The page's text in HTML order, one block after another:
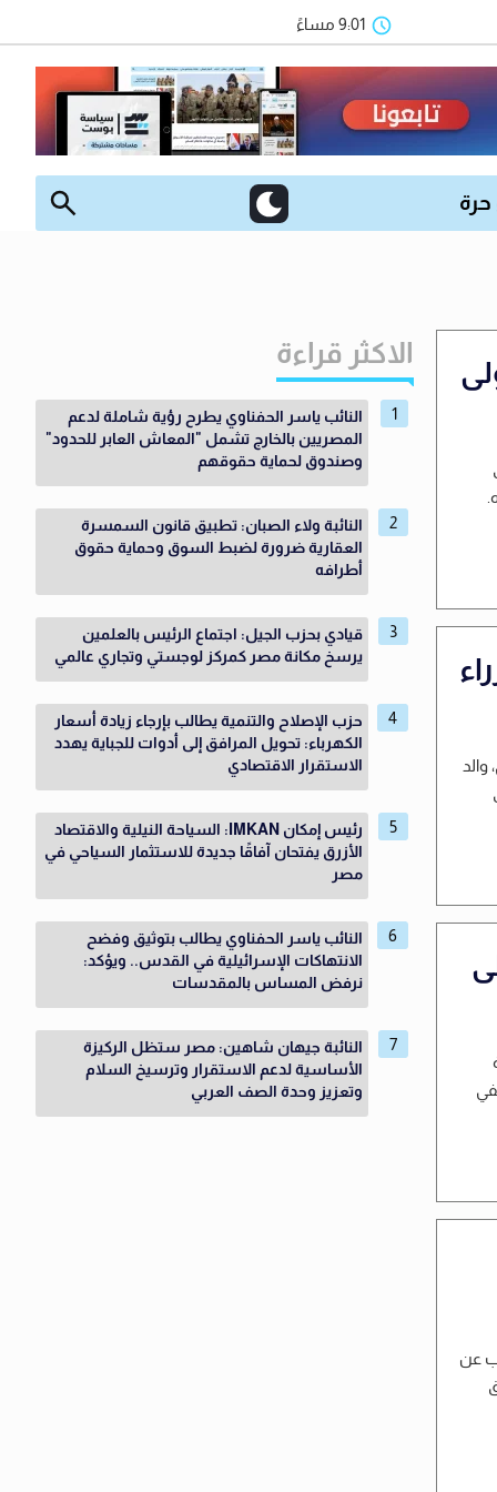
9:01 مساءً
حرة
عن
الاكثر قراءة
النائب ياسر الحفناوي يطرح رؤية شاملة لدعم
المصريين بالخارج تشمل "المعاش العابر للحدود"
وصندوق لحماية حقوقهم
النائبة ولاء الصبان: تطبيق قانون السمسرة
العقارية ضرورة لضبط السوق وحماية حقوق
أطرافه
قيادي بحزب الجيل: اجتماع الرئيس بالعلمين
يرسخ مكانة مصر كمركز لوجستي وتجاري عالمي
حزب الإصلاح والتنمية يطالب بإرجاء زيادة أسعار
الكهرباء: تحويل المرافق إلى أدوات للجباية يهدد
الاستقرار الاقتصادي
رئيس إمكان IMKAN: السياحة النيلية والاقتصاد
الأزرق يفتحان آفاقًا جديدة للاستثمار السياحي في
مصر
النائب ياسر الحفناوي يطالب بتوثيق وفضح
الانتهاكات الإسرائيلية في القدس.. ويؤكد:
نرفض المساس بالمقدسات
النائبة جيهان شاهين: مصر ستظل الركيزة
الأساسية لدعم الاستقرار وترسيخ السلام
وتعزيز وحدة الصف العربي